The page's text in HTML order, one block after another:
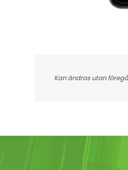
Kan ändras utan